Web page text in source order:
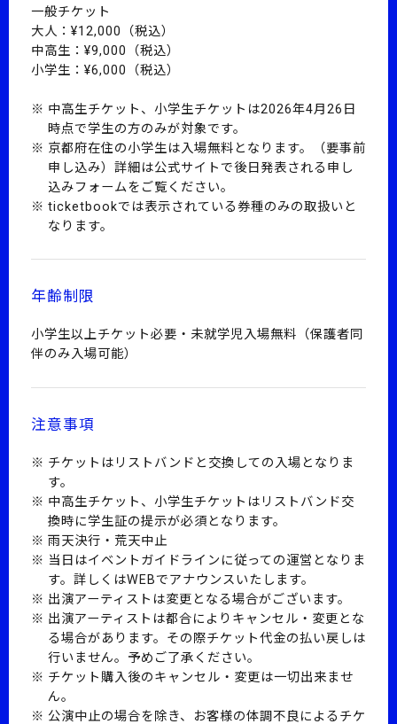
一般チケット
大人：¥12,000（税込）
中高生：¥9,000（税込）
小学生：¥6,000（税込）
中高生チケット、小学生チケットは2026年4月26日
時点で学生の方のみが対象です。
京都府在住の小学生は入場無料となります。（要事前
申し込み）詳細は公式サイトで後日発表される申し
込みフォームをご覧ください。
ticketbookでは表示されている券種のみの取扱いと
なります。
年齢制限
小学生以上チケット必要・未就学児入場無料（保護者同
伴のみ入場可能）
注意事項
チケットはリストバンドと交換しての入場となりま
す。
中高生チケット、小学生チケットはリストバンド交
換時に学生証の提示が必須となります。
雨天決行・荒天中止
当日はイベントガイドラインに従っての運営となりま
す。詳しくはWEBでアナウンスいたします。
出演アーティストは変更となる場合がございます。
出演アーティストは都合によりキャンセル・変更とな
る場合があります。その際チケット代金の払い戻しは
行いません。予めご了承ください。
チケット購入後のキャンセル・変更は一切出来ませ
ん。
公演中止の場合を除き、お客様の体調不良によるチケ